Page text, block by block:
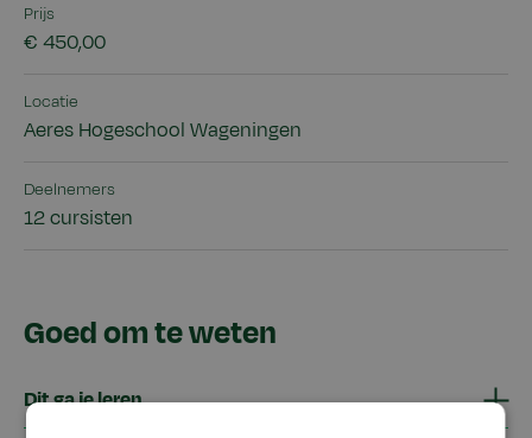
Prijs
€ 450,00
Locatie
Aeres Hogeschool Wageningen
Deelnemers
12 cursisten
Goed om te weten
Dit ga je leren